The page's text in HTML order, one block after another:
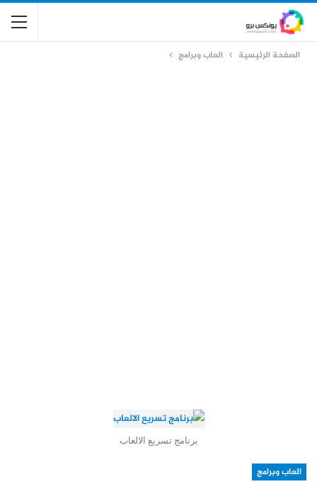
الصفحة الرئيسية العاب وبرامج
برنامج تسريع الالعاب
العاب وبرامج